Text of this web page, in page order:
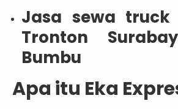
Jasa sewa truck
Tronton
Bumbu
Apa itu Eka